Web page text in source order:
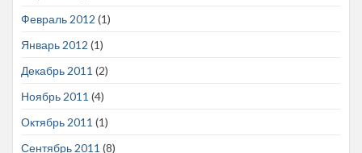
Февраль 2012 (1)
Январь 2012 (1)
Декабрь 2011 (2)
Ноябрь 2011 (4)
Октябрь 2011 (1)
Сентябрь 2011 (8)